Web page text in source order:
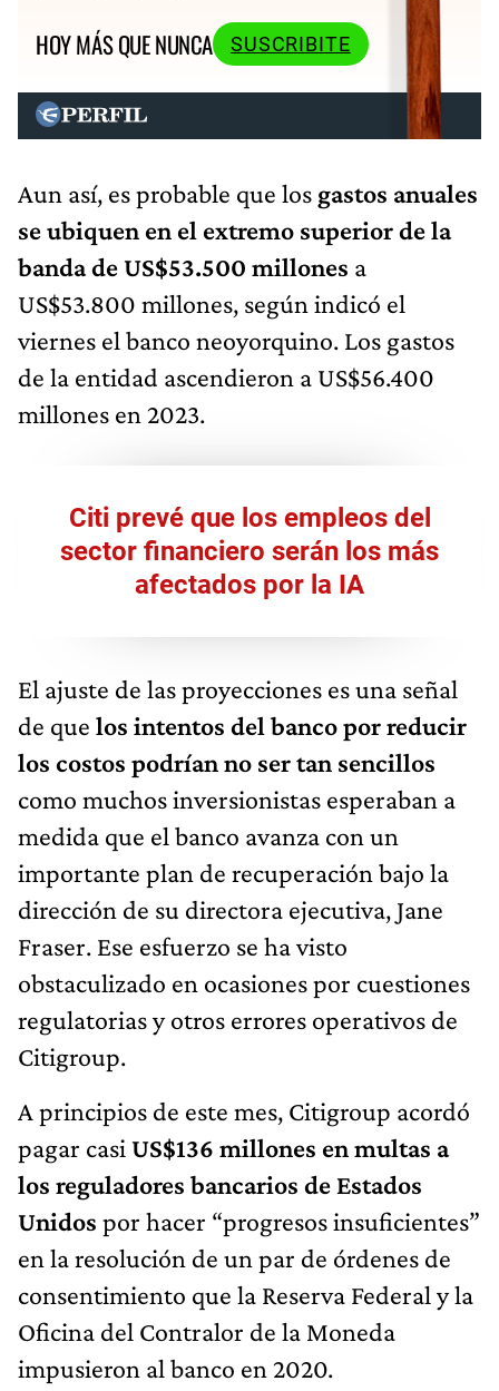
HOY MÁS QUE NUNCA
SUSCRIBITE
Aun así, es probable que los gastos anuales
se ubiquen en el extremo superior de la
banda de US$53.500 millones a
US$53.800 millones, según indicó el
viernes el banco neoyorquino. Los gastos
de la entidad ascendieron a US$56.400
millones en 2023.
Citi prevé que los empleos del
sector financiero serán los más
afectados por la IA
El ajuste de las proyecciones es una señal
de que los intentos del banco por reducir
los costos podrían no ser tan sencillos
como muchos inversionistas esperaban a
medida que el banco avanza con un
importante plan de recuperación bajo la
dirección de su directora ejecutiva, Jane
Fraser. Ese esfuerzo se ha visto
obstaculizado en ocasiones por cuestiones
regulatorias y otros errores operativos de
Citigroup.
A principios de este mes, Citigroup acordó
pagar casi US$136 millones en multas a
los reguladores bancarios de Estados
Unidos por hacer “progresos insuficientes”
en la resolución de un par de órdenes de
consentimiento que la Reserva Federal y la
Oficina del Contralor de la Moneda
impusieron al banco en 2020.